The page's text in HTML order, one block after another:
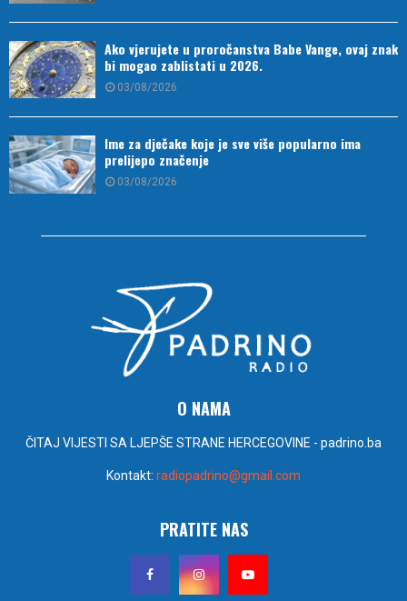
Ako vjerujete u proročanstva Babe Vange, ovaj znak
bi mogao zablistati u 2026.
03/08/2026
Ime za dječake koje je sve više popularno ima
prelijepo značenje
03/08/2026
O NAMA
ČITAJ VIJESTI SA LJEPŠE STRANE HERCEGOVINE - padrino.ba
Kontakt: radiopadrino@gmail.com
PRATITE NAS